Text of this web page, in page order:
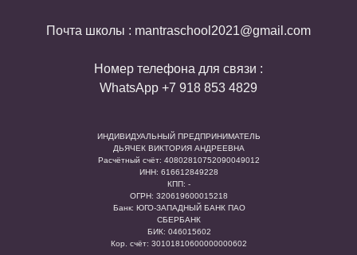
ИНДИВИДУАЛЬНЫЙ ПРЕДПРИНИМАТЕЛЬ
ДЬЯЧЕК ВИКТОРИЯ АНДРЕЕВНА
Расчётный счёт: 40802810752090049012
ИНН: 616612849228
КПП: -
ОГРН: 320619600015218
Банк: ЮГО-ЗАПАДНЫЙ БАНК ПАО
СБЕРБАНК
БИК: 046015602
Кор. счёт: 30101810600000000602
Почта школы : mantraschool2021@gmail.com
Номер телефона для связи :
WhatsApp +7 918 853 4829